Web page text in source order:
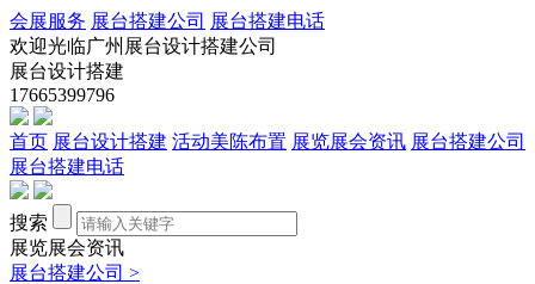
会展服务 展台搭建公司 展台搭建电话
欢迎光临广州展台设计搭建公司
展台设计搭建
17665399796
首页 展台设计搭建 活动美陈布置 展览展会资讯 展台搭建公司
展台搭建电话
搜索
展览展会资讯
展台搭建公司 >